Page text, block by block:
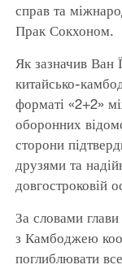
справ та
Прак Сокхоном.
Як зазначив Ван
китайсько-
форматі «2+2»
оборонних
сторони
друзями та
довгостроковій
За словами
з Камбоджею
поглиблювати